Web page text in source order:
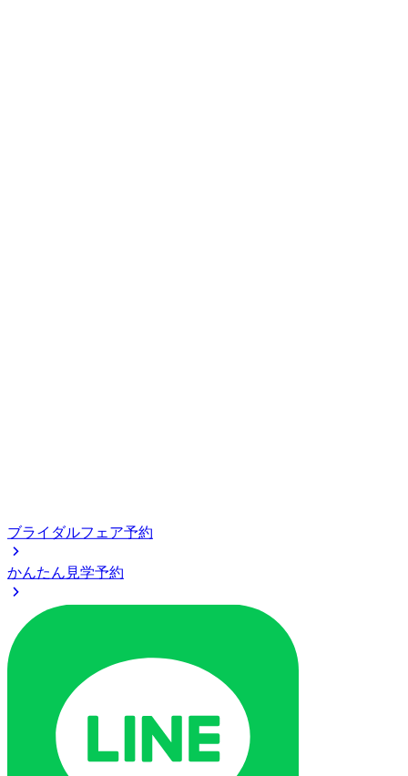
ブライダルフェア予約
かんたん見学予約